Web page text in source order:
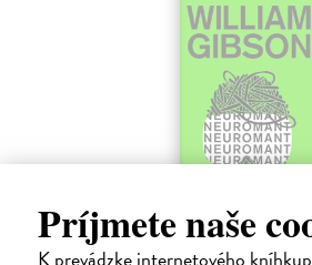
Príjmete naše
Neuromant